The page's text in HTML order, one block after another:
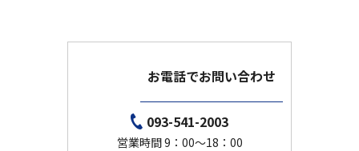
お電話でお問い合わせ
093-541-2003
営業時間 9：00～18：00